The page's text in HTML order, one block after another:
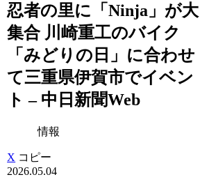
忍者の里に「Ninja」が大
集合 川崎重工のバイク
「みどりの日」に合わせ
て三重県伊賀市でイベン
ト – 中日新聞Web
情報
X コピー
2026.05.04